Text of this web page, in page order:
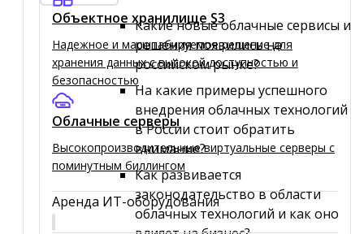
Объектное хранилище S3
Надежное и масштабируемое решение для
хранения данных с высокой доступностью и
безопасностью
Облачные серверы
Высокопроизводительные виртуальные серверы c
поминутным биллингом
Аренда ИТ-оборудования
Какие новые облачные сервисы и
решения появились на
российском рынке?
На какие примеры успешного
внедрения облачных технологий
в России стоит обратить
внимание?
Как развивается
законодательство в области
облачных технологий и как оно